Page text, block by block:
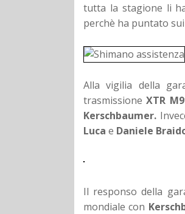
tutta la stagione li
perchè ha puntato
Alla vigilia della
trasmissioneXTR
Kerschbaumer.
Luca e Daniele
Il responso della
mondiale con